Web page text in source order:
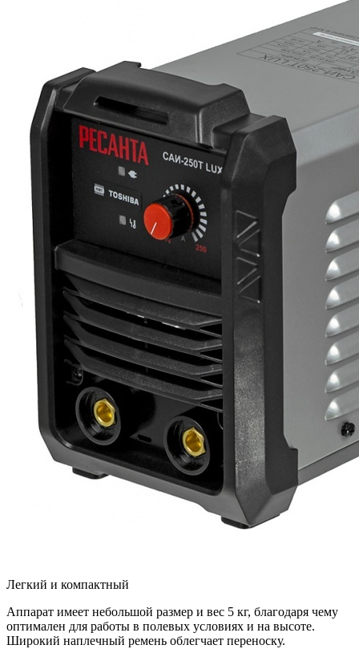
Легкий и компактный
Аппарат имеет небольшой размер и вес 5 кг, благодаря чему
оптимален для работы в полевых условиях и на высоте.
Широкий наплечный ремень облегчает переноску.